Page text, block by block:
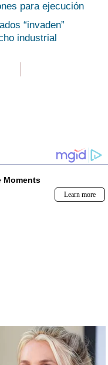
para ejecución
“invaden”
industrial